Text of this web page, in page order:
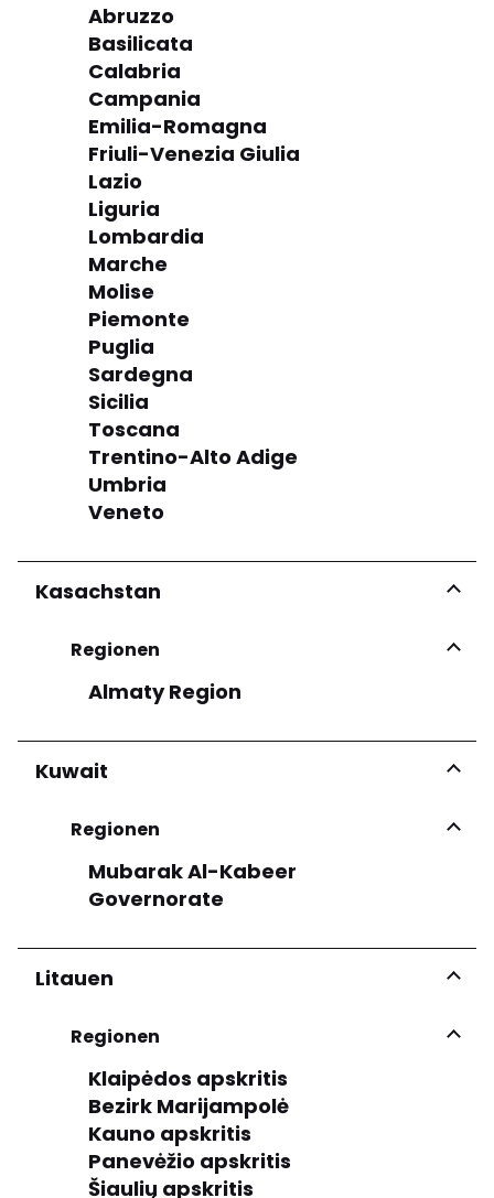
Abruzzo
Basilicata
Calabria
Campania
Emilia-Romagna
Friuli-Venezia Giulia
Lazio
Liguria
Lombardia
Marche
Molise
Piemonte
Puglia
Sardegna
Sicilia
Toscana
Trentino-Alto Adige
Umbria
Veneto
Kasachstan
Regionen
Almaty Region
Kuwait
Regionen
Mubarak Al-Kabeer
Governorate
Litauen
Regionen
Klaipėdos apskritis
Bezirk Marijampolė
Kauno apskritis
Panevėžio apskritis
Šiaulių apskritis